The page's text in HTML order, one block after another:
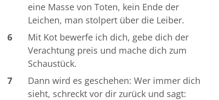
eine Masse von Toten, kein Ende der
Leichen, man stolpert über die Leiber.
6
Mit Kot bewerfe ich dich, gebe dich der
Verachtung preis und mache dich zum
Schaustück.
7
Dann wird es geschehen: Wer immer dich
sieht, schreckt vor dir zurück und sagt: